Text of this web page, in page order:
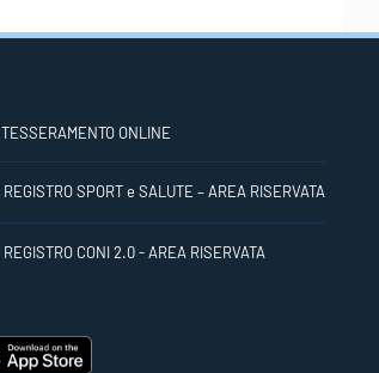
TESSERAMENTO ONLINE
REGISTRO SPORT e SALUTE – AREA RISERVATA
REGISTRO CONI 2.0 - AREA RISERVATA